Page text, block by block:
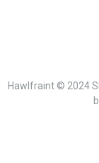
Hawlfraint © 2024